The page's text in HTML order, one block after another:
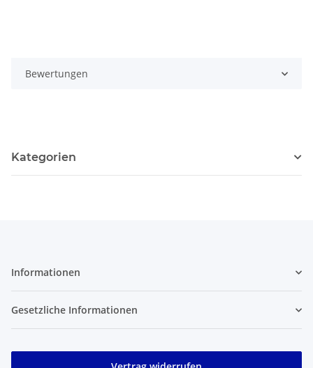
Bewertungen
Kategorien
Informationen
Gesetzliche Informationen